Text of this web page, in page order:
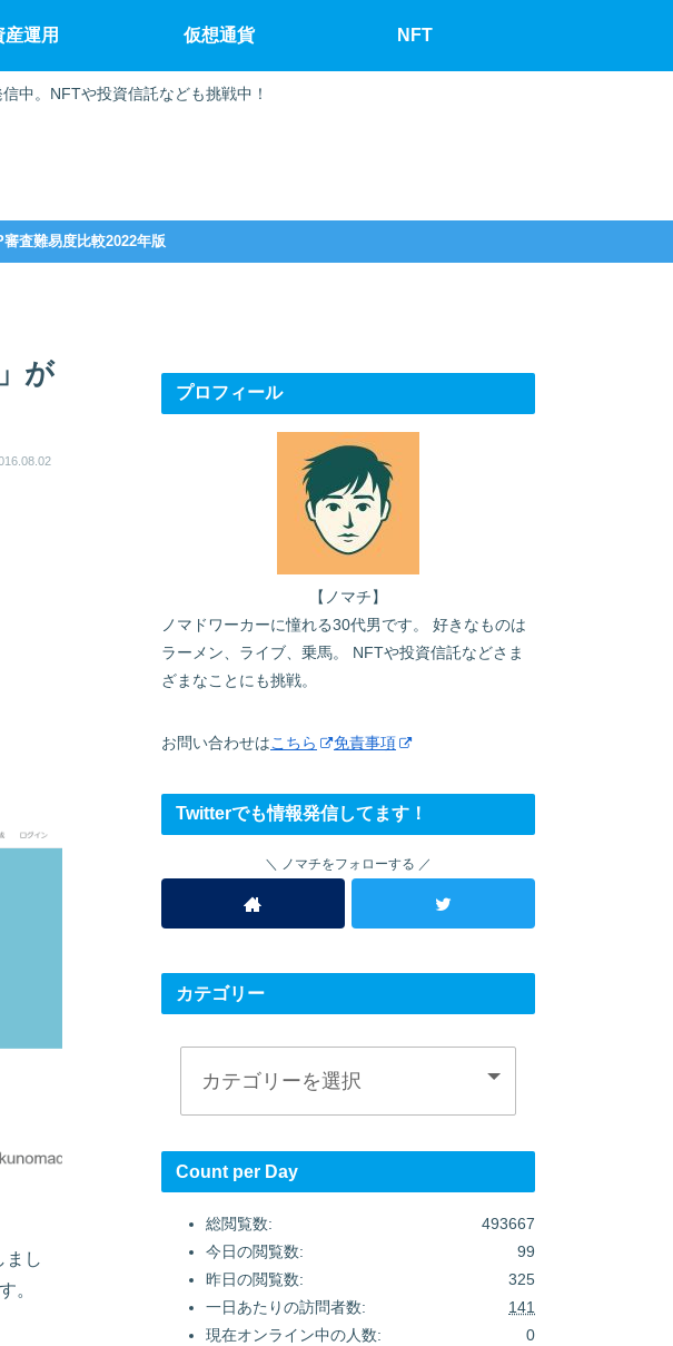
中。NFTや投資信託なども挑戦中！
産運用 仮想通貨 NFT
査難易度比較2022年版
が
まし
。
プロフィール
【ノマチ】
ノマドワーカーに憧れる30代男です。 好きなものは
ラーメン、ライブ、乗馬。 NFTや投資信託などさま
ざまなことにも挑戦。
お問い合わせはこちら 免責事項
Twitterでも情報発信してます！
ノマチをフォローする
カテゴリー
Count per Day
493667
総閲覧数:
99
今日の閲覧数:
325
昨日の閲覧数:
141
一日あたりの訪問者数:
0
現在オンライン中の人数: